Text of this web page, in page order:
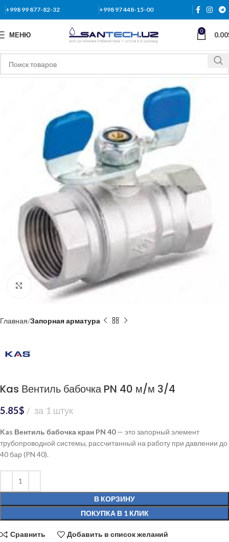
+998 99 877-82-32 +998 97 448-15-00
МЕНЮ 0 0.00
Нажмите, чтобы увеличить
Главная Запорная арматура
Kas Вентиль бабочка PN 40 м/м 3/4
5.85$ за 1 штук
Kas Вентиль бабочка кран PN 40— это запорный элемент
трубопроводной системы, рассчитанный на работу при давлении до
40 бар (PN 40).
В КОРЗИНУ
ПОКУПКА В 1 КЛИК
Сравнить Добавить в список желаний